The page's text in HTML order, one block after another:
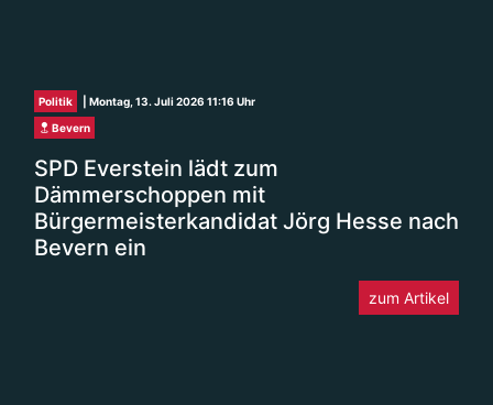
Politik
| Montag, 13. Juli 2026 11:16 Uhr
Bevern
SPD Everstein lädt zum
Dämmerschoppen mit
Bürgermeisterkandidat Jörg Hesse nach
Bevern ein
zum Artikel